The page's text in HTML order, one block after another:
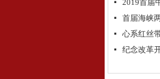
넷
넷
넷
넷